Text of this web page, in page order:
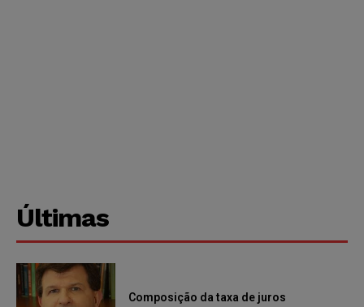
Últimas
Composição da taxa de juros